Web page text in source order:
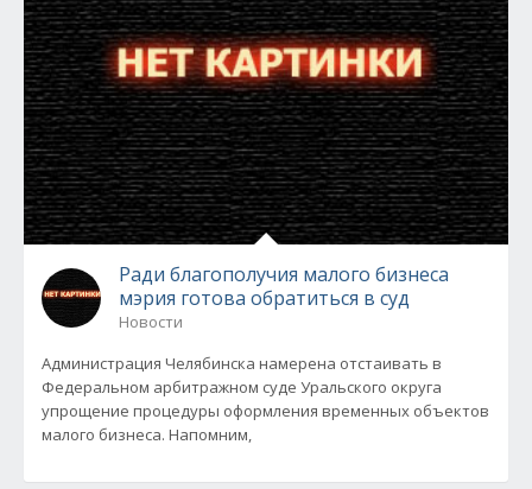
Ради благополучия малого бизнеса
мэрия готова обратиться в суд
Новости
Администрация Челябинска намерена отстаивать в
Федеральном арбитражном суде Уральского округа
упрощение процедуры оформления временных объектов
малого бизнеса. Напомним,